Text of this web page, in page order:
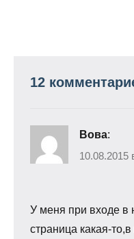
12
Вова:
10.08.2015
У меня при входе в
страница какая-